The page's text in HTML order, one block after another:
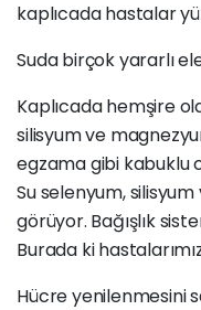
kaplıcada hastalar
Suda birçok yararlı
Kaplıcada hemşire
silisyum ve
egzama gibi kabuklu
Su selenyum,
görüyor. Bağışlık
Burada ki
Hücre yenilenmesini